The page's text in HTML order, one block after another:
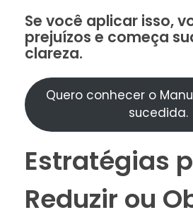
Se você aplicar isso,
prejuízos e começa
clareza.
Quero conhecer o
sucedida.
Estratégias
Reduzir ou